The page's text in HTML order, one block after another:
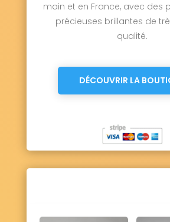
main et en France, avec des
précieuses brillantes de
qualité.
DÉCOUVRIR LA